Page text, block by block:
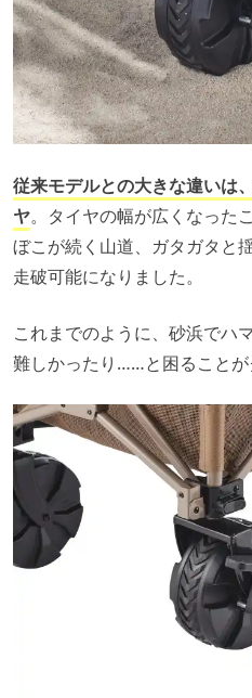
従来モデルとの大きな違いは
ヤ。タイヤの幅が広くなった
ぼこが続く山道、ガタガタと
走破可能になりました。
これまでのように、砂浜でハ
難しかったり……と困ることが